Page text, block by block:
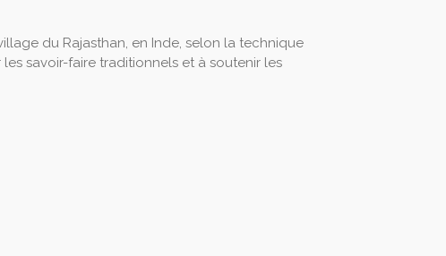
du Rajasthan, en Inde, selon la technique
savoir-faire traditionnels et à soutenir les